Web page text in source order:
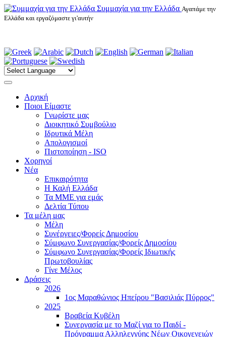
Συμμαχία για την Ελλάδα Αγαπάμε την
Ελλάδα και εργαζόμαστε γι'αυτήν
Αρχική
Ποιοι Είμαστε
Γνωρίστε μας
Διοικητικό Συμβούλιο
Ιδρυτικά Μέλη
Απολογισμοί
Πιστοποίηση - ISO
Χορηγοί
Νέα
Επικαιρότητα
H Καλή Ελλάδα
Τα ΜΜΕ για εμάς
Δελτία Τύπου
Τα μέλη μας
Μέλη
Συνέργειες/Φορείς Δημοσίου
Σύμφωνο Συνεργασίας/Φορείς Δημοσίου
Σύμφωνο Συνεργασίας/Φορείς Ιδιωτικής
Πρωτοβουλίας
Γίνε Μέλος
Δράσεις
2026
1ος Μαραθώνιος Ηπείρου "Βασιλιάς Πύρρος"
2025
Βραβεία Κυβέλη
Συνεργασία με το Μαζί για το Παιδί -
Πρόγραμμα Αλληλεγγύης Νέων Οικογενειών